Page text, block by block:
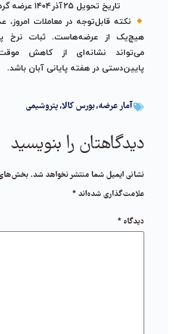
تاریخ تحویل ۲۵ آذر ۱۴۰۴
عرضه
نکته قابل‌توجه در معاملات امروز،
هیچ‌یک از عرضه‌هاست. ثبات نرخ
می‌تواند نشانه‌ای ازکاهش
پایین‌دستی در هفته پایانی آبان باشد.
آمار عرضه,بورس کالا,پتروشیمی
دیدگاهتان را بنویسید
نشانی ایمیل شما منتشر نخواهد شد. بخش‌های
علامت‌گذاری شده‌اند *
دیدگاه *